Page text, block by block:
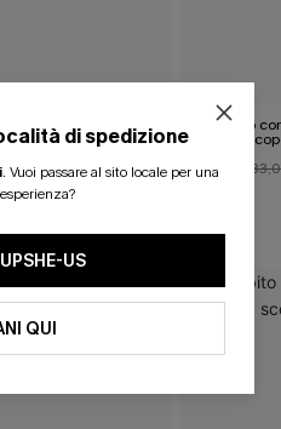
monospalla con
e stampa a foglie
€
Mini abito
schiena
26,00 €
ANCHE
di spedizione
. Vuoi passare al sito locale per una
US
QUI